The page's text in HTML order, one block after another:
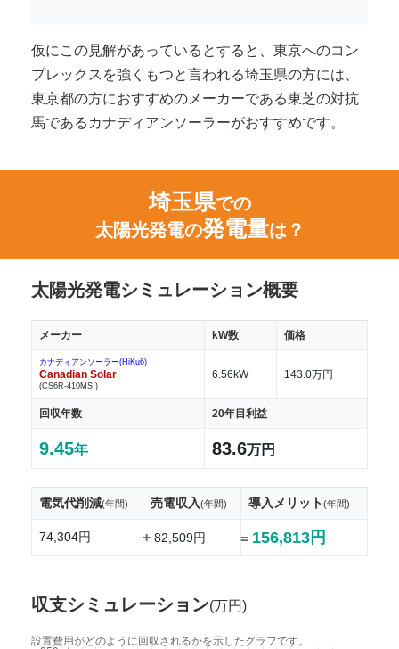
仮にこの見解があっているとすると、東京へのコン
プレックスを強くもつと言われる埼玉県の方には、
東京都の方におすすめのメーカーである東芝の対抗
馬であるカナディアンソーラーがおすすめです。
埼玉県での
太陽光発電の発電量は？
太陽光発電シミュレーション概要
メーカー kW数 価格
カナディアンソーラー(HiKu6)
Canadian Solar
(CS6R-410MS )
6.56kW 143.0万円
回収年数 20年目利益
9.45年 83.6万円
電気代削減(年間) 売電収入(年間) 導入メリット(年間)
74,304円 +82,509円 = 156,813円
収支シミュレーション(万円)
設置費用がどのように回収されるかを示したグラフです。